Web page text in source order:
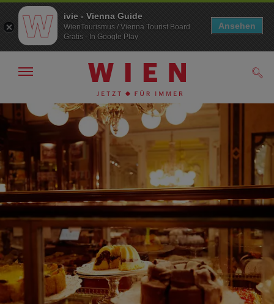
Zur
Navigation
Zum
Inhalt
Navigation
ivie - Vienna Guide
WienTourismus / Vienna Tourist Board
Gratis - In Google Play
Ansehen